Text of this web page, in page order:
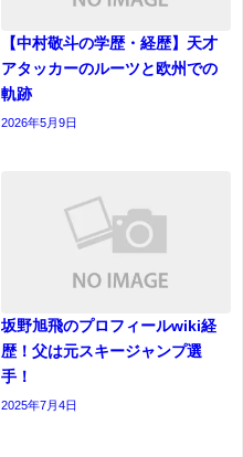
【中村敬斗の学歴・経歴】天才
アタッカーのルーツと欧州での
軌跡
2026年5月9日
坂野旭飛のプロフィールwiki経
歴！父は元スキージャンプ選
手！
2025年7月4日